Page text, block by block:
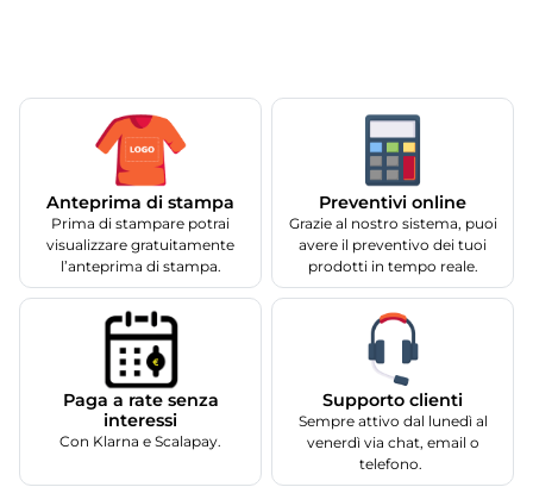
Anteprima di stampa
Prima di stampare potrai
visualizzare gratuitamente
l’anteprima di stampa.
Preventivi online
Grazie al nostro sistema, puoi
avere il preventivo dei tuoi
prodotti in tempo reale.
Paga a rate senza
interessi
Con Klarna e Scalapay.
Supporto clienti
Sempre attivo dal lunedì al
venerdì via chat, email o
telefono.